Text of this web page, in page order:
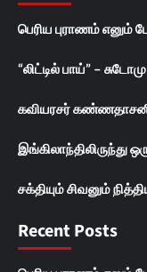
பெரிய புராணம் எனும்
“லிட்டில் பாய்” –
கவியரசர்
இங்கிலாந்திலிருந்து
சக்தியும் சிவனும்
Recent Posts